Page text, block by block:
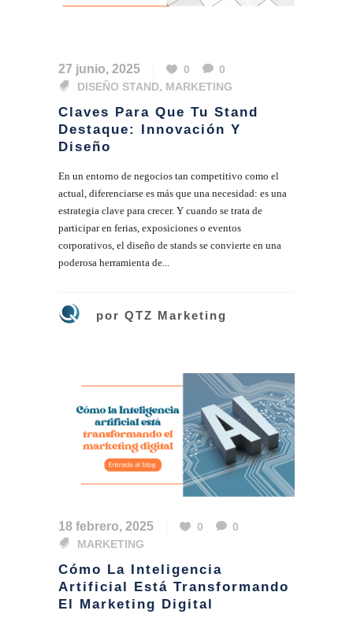
27 junio, 2025 0
0
DISEÑO STAND, MARKETING
Claves Para Que Tu Stand
Destaque: Innovación Y
Diseño
En un entorno de negocios tan competitivo como el
actual, diferenciarse es más que una necesidad: es una
estrategia clave para crecer. Y cuando se trata de
participar en ferias, exposiciones o eventos
corporativos, el diseño de stands se convierte en una
poderosa herramienta de...
por QTZ Marketing
18 febrero, 2025 0
0
MARKETING
Cómo La Inteligencia
Artificial Está Transformando
El Marketing Digital